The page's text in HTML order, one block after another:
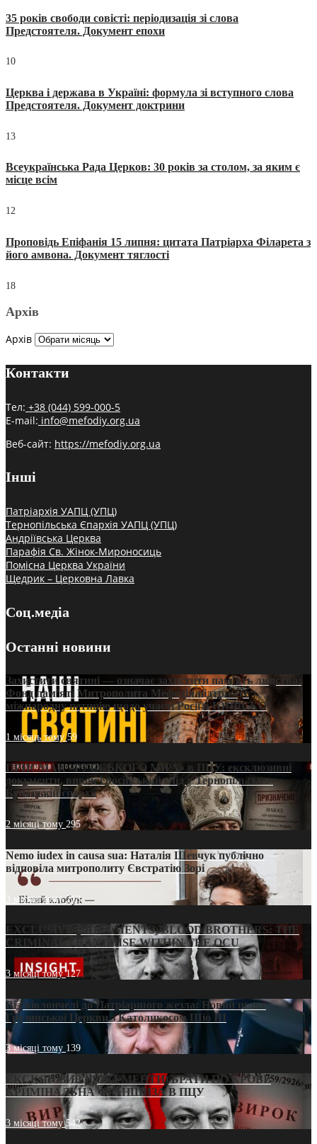
35 років свободи совісті: періодизація зі слова
Предстоятеля. Документ епохи
10
Церква і держава в Україні: формула зі вступного слова
Предстоятеля. Документ доктрини
13
Всеукраїнська Рада Церков: 30 років за столом, за яким є
місце всім
12
Проповідь Епіфанія 15 липня: цитата Патріарха Філарета з
його амвона. Документ тяглості
18
Архів
Архів
Контакти
Тел: +38 (044) 599-000-5
E-mail: info@mefodiy.org.ua
Веб-сайт: https://mefodiy.org.ua
Інші
Патріархія УАПЦ (УПЦ)
Тернопільська Єпархія УАПЦ (УПЦ)
Андріївська Церква
Парафія Св. Жінок-Мироносиць
Помісна Церква України
Щедрик – Церковна Лавка
Соц.медіа
Останні новини
Захистити святині — означає захистити пам’ять людства:
Фонд пам’яті Митрополита Мефодія підтримує
міжнародну петицію щодо участі Росії в ЮНЕСКО
1 місяць тому59
ПРИСМАК «РУССЬКОГО МІРА» в ПЦУ: ексклюзивні
документи, вирок і російський слід у Тернопільсько-
Бучацькій єпархії
2 місяці тому 295
Nemo iudex in causa sua: Наталія Шевчук публічно
відповіла митрополиту Євстратію Зорі
3 місяці тому213
EXCLUSIVE (DOCUMENTS)/BLOOD BROTHERS: THE
CRIMINAL FRANCHISE WITHIN THE OCU
3 місяці тому127
Від віолончелі до Патріаршого жезла: Новий шлях
Грузинської Церкви з Католикосом Шіо III
3 місяці тому 139
ЕКСКЛЮЗИВ (ДОКУМЕНТИ)/БРАТИ ПО КРОВІ:
КРИМІНАЛЬНА ФРАНШИЗА В ПЦУ
3 місяці тому542